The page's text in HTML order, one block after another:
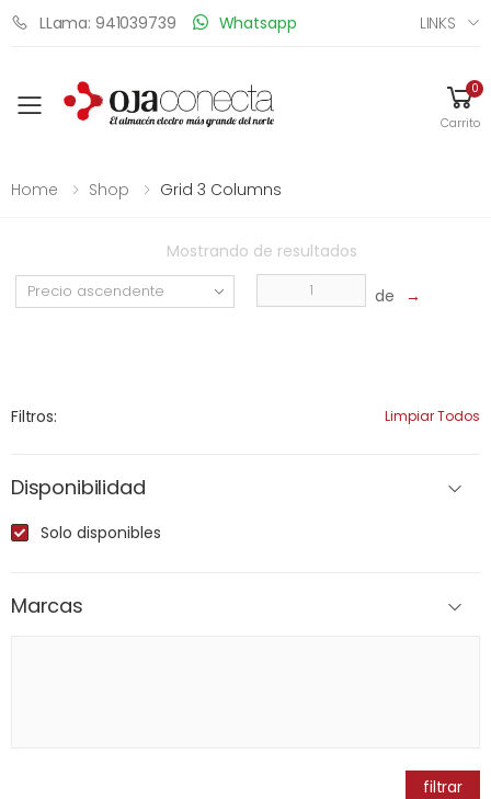
LLama: 941039739 Whatsapp LINKS
Toggle mobile menu
0
Carrito
Home Shop Grid 3 Columns
Mostrando de resultados
de →
Filtros: Limpiar Todos
Disponibilidad
Solo disponibles
Marcas
filtrar